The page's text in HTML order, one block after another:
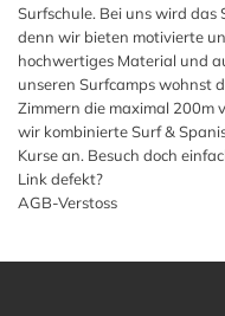
Surfschule. Bei uns wird das
denn wir bieten motivierte
hochwertiges Material und
unseren Surfcamps wohnst
Zimmern die maximal 200m
wir kombinierte Surf &
Kurse an. Besuch doch
Link defekt?
AGB-Verstoss